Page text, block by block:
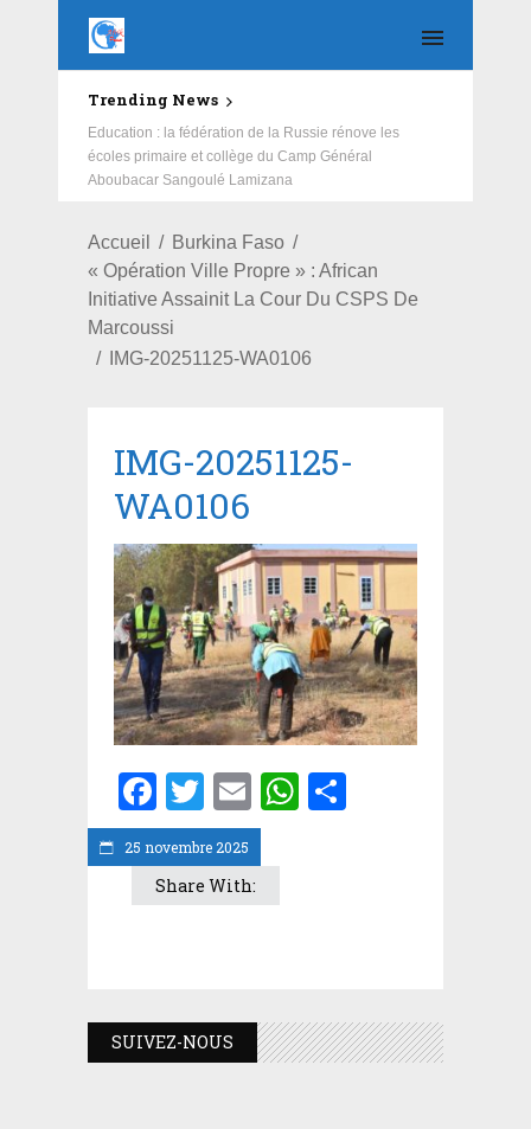
Trending News
Education : la fédération de la Russie rénove les
écoles primaire et collège du Camp Général
Aboubacar Sangoulé Lamizana
Accueil
Burkina Faso
« Opération Ville Propre » : African
Initiative Assainit La Cour Du CSPS De
Marcoussi
IMG-20251125-WA0106
25 novembre 2025
IMG-20251125-
WA0106
Facebook
Twitter
EmailWhatsApp
Share With:
SUIVEZ-NOUS